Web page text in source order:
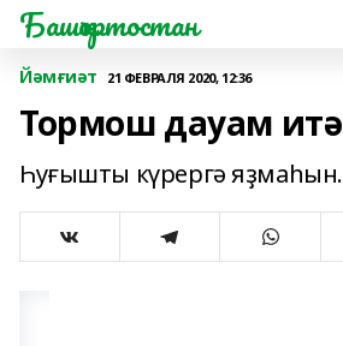
Башҡортостан
Йәмғиәт 21 ФЕВРАЛЯ 2020, 12:36
Тормош дауам итә
Һуғышты күрергә яҙмаһын.